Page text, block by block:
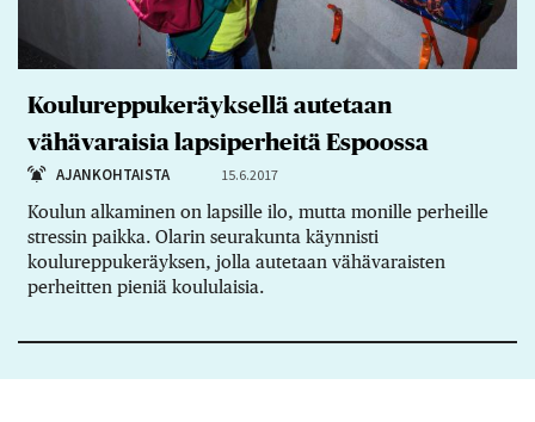
Koulureppukeräyksellä autetaan
vähävaraisia lapsiperheitä Espoossa
AJANKOHTAISTA 15.6.2017
Koulun alkaminen on lapsille ilo, mutta monille perheille
stressin paikka. Olarin seurakunta käynnisti
koulureppukeräyksen, jolla autetaan vähävaraisten
perheitten pieniä koululaisia.